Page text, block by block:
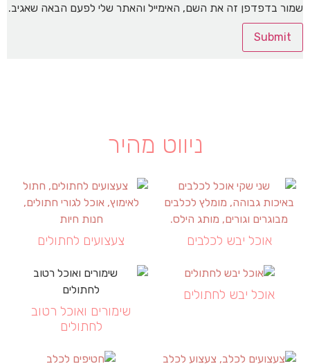
שמור בדפדפן זה את השם, האימייל והאתר שלי לפעם הבאה שאגיב.
ניווט מהיר
אוכל יבש לכלבים צעצועים לחתולים
אוכל יבש לחתולים
שימורים ואוכל רטוב
לחתולים